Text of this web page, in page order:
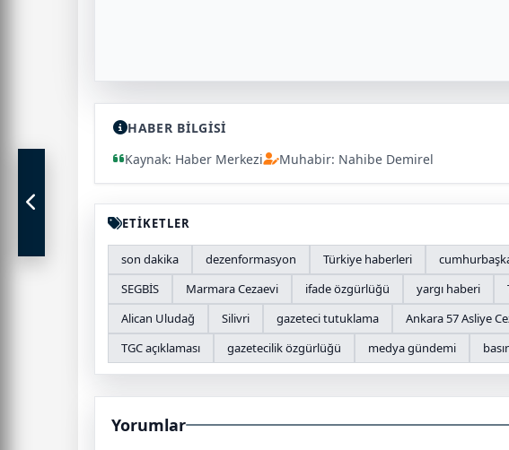
HABER BİLGİSİ
Kaynak: Haber Merkezi
Muhabir: Nahibe Demirel
ETİKETLER
son dakika dezenformasyon Türkiye haberleri
SEGBİS
Marmara Cezaevi ifade özgürlüğü yargı haberi
Alican Uludağ
Silivri gazeteci tutuklama Ankara 57 Asliye
TGC açıklaması
gazetecilik özgürlüğü medya gündemi
Yorumlar